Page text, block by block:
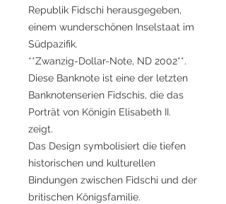
Republik Fidschi herausgegeben,
einem wunderschönen Inselstaat im
Südpazifik.
**Zwanzig-Dollar-Note, ND 2002**.
Diese Banknote ist eine der letzten
Banknotenserien Fidschis, die das
Porträt von Königin Elisabeth II.
zeigt.
Das Design symbolisiert die tiefen
historischen und kulturellen
Bindungen zwischen Fidschi und der
britischen Königsfamilie.